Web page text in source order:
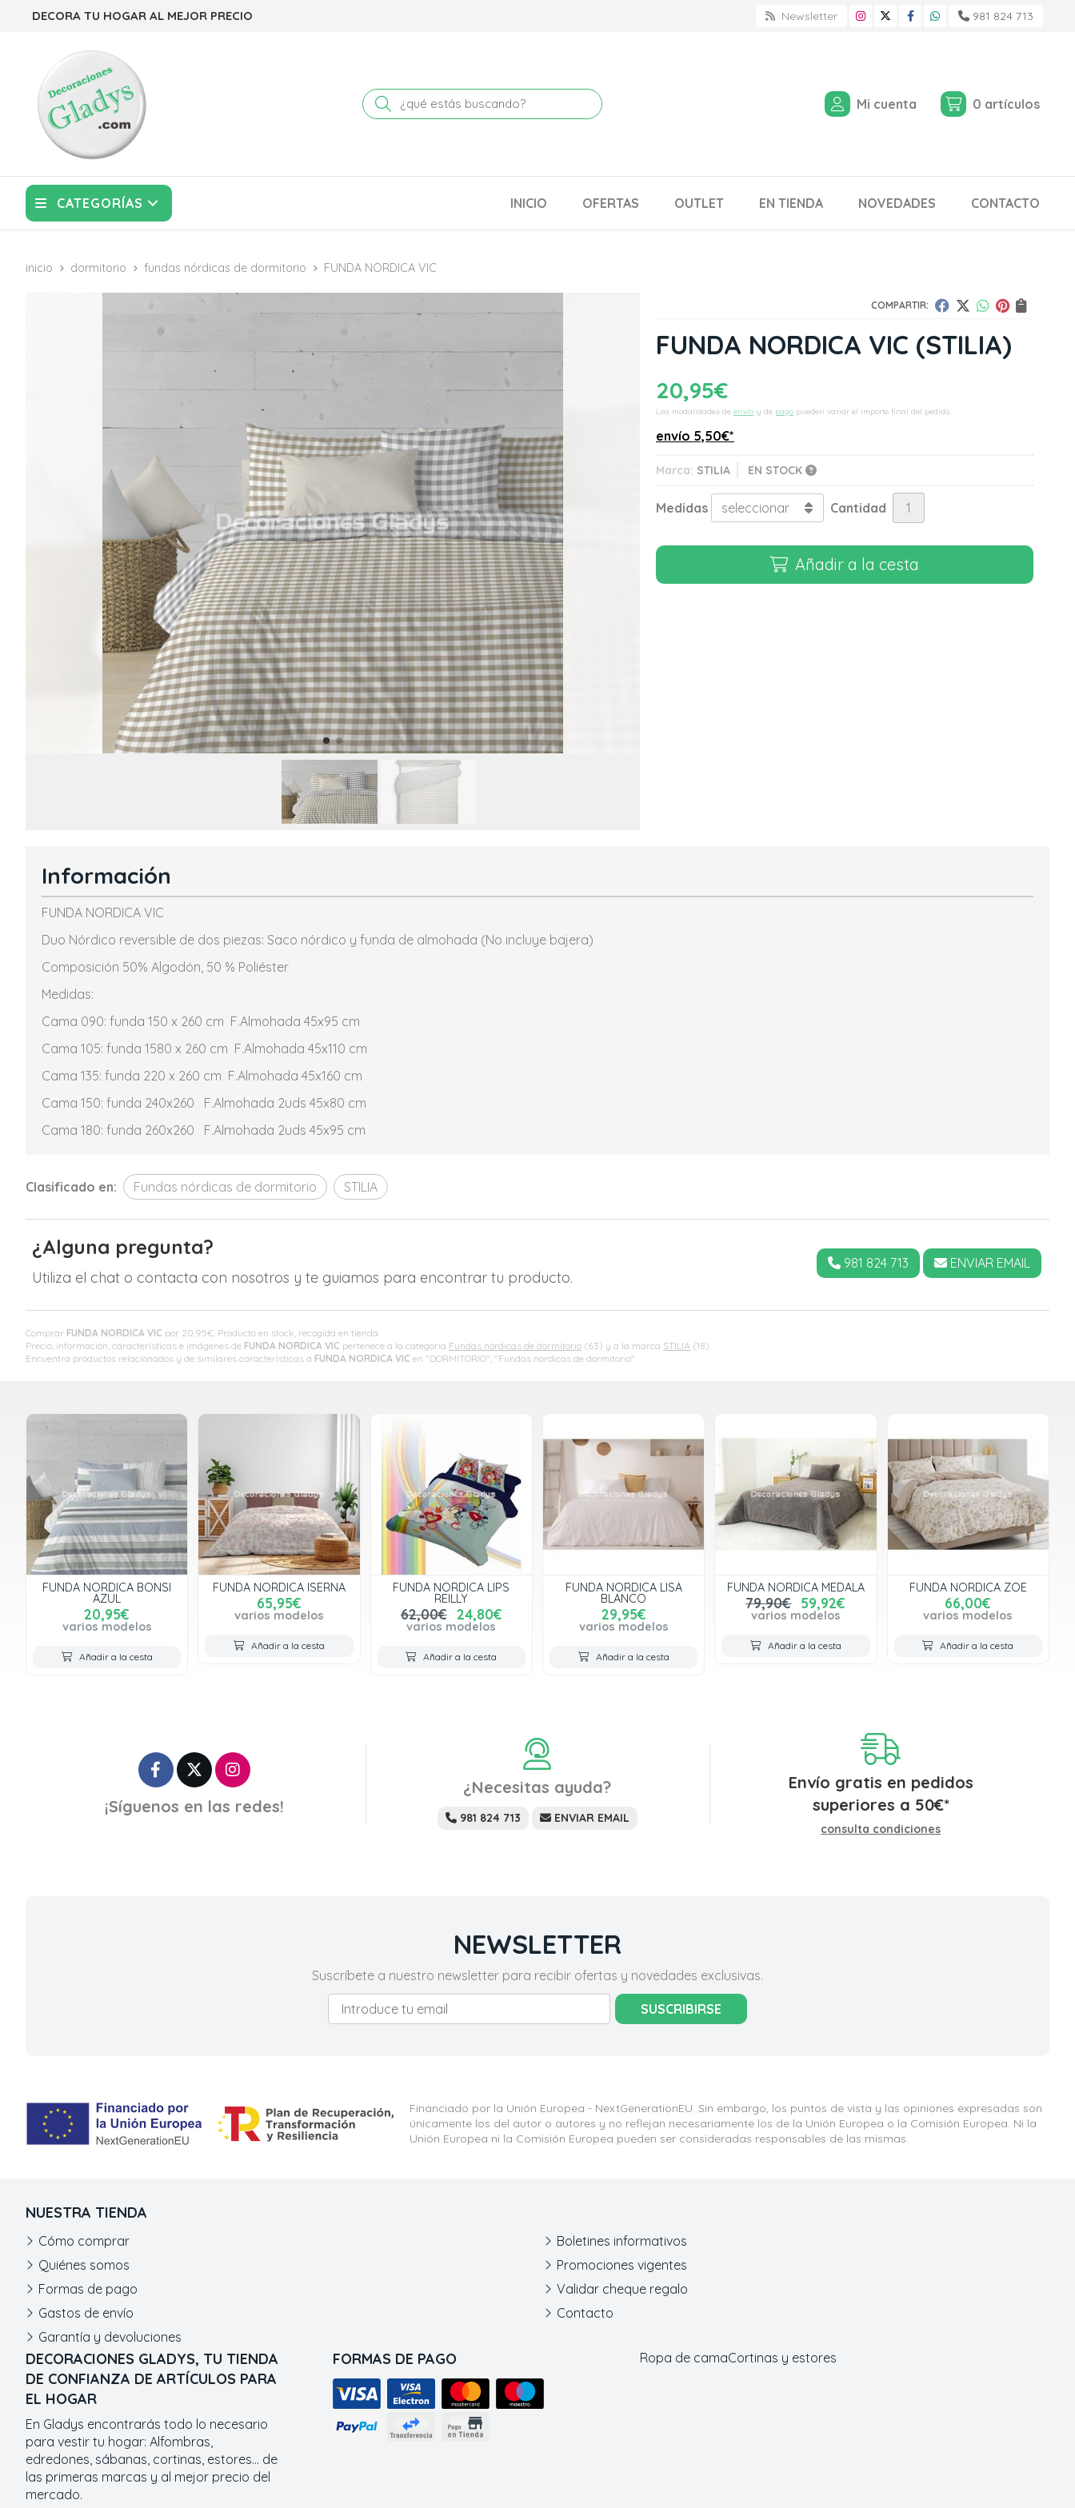
DECORA TU HOGAR AL MEJOR PRECIO Newsletter 981 824 713
Buscar Mi cuenta 0 artículos
CATEGORÍAS INICIO OFERTAS OUTLET EN TIENDA NOVEDADES CONTACTO
inicio dormitorio fundas nórdicas de dormitorio FUNDA NORDICA VIC
COMPARTIR:
FUNDA NORDICA VIC (STILIA)
20,95€
Las modalidades de envío y de pago pueden variar el importe final del pedido.
envío 5,50€*
Marca: STILIA EN STOCK
Medidas Cantidad
Añadir a la cesta
Comprar FUNDA NORDICA VIC por 20,95€ . Producto en stock, recogida en tienda.
Precio, información, características e imágenes de FUNDA NORDICA VIC pertenece a la categoría Fundas nórdicas de dormitorio (63) y a la marca STILIA (18).
Encuentra productos relacionados y de similares características a FUNDA NORDICA VIC en "DORMITORIO", "Fundas nórdicas de dormitorio".
Información
FUNDA NORDICA VIC
Duo Nórdico reversible de dos piezas: Saco nórdico y funda de almohada (No incluye bajera)
Composición 50% Algodón, 50 % Poliéster
Medidas:
Cama 090: funda 150 x 260 cm F.Almohada 45x95 cm
Cama 105: funda 1580 x 260 cm F.Almohada 45x110 cm
Cama 135: funda 220 x 260 cm F.Almohada 45x160 cm
Cama 150: funda 240x260 F.Almohada 2uds 45x80 cm
Cama 180: funda 260x260 F.Almohada 2uds 45x95 cm
Clasificado en: Fundas nórdicas de dormitorio STILIA
¿Alguna pregunta?
Utiliza el chat o contacta con nosotros y te guiamos para encontrar tu producto.
981 824 713 ENVIAR EMAIL
FUNDA NORDICA BONSI
AZUL
20,95€
varios modelos
Añadir a la cesta
FUNDA NORDICA ISERNA
65,95€
varios modelos
Añadir a la cesta
FUNDA NORDICA LIPS
REILLY
62,00€ 24,80€
varios modelos
Añadir a la cesta
FUNDA NORDICA LISA
BLANCO
29,95€
varios modelos
Añadir a la cesta
FUNDA NORDICA MEDALA
79,90€ 59,92€
varios modelos
Añadir a la cesta
FUNDA NORDICA ZOE
66,00€
varios modelos
Añadir a la cesta
¡Síguenos en las redes!
¿Necesitas ayuda?
981 824 713 ENVIAR EMAIL
Envío gratis en pedidos
superiores a 50€*
consulta condiciones
NEWSLETTER
Suscríbete a nuestro newsletter para recibir ofertas y novedades exclusivas.
SUSCRIBIRSE
Financiado por la Unión Europea - NextGenerationEU. Sin embargo, los puntos de vista y las opiniones expresadas son
únicamente los del autor o autores y no reflejan necesariamente los de la Unión Europea o la Comisión Europea. Ni la
Unión Europea ni la Comisión Europea pueden ser consideradas responsables de las mismas.
DECORACIONES GLADYS, TU TIENDA
DE CONFIANZA DE ARTÍCULOS PARA
EL HOGAR
En Gladys encontrarás todo lo necesario
para vestir tu hogar: Alfombras,
edredones, sábanas, cortinas, estores... de
las primeras marcas y al mejor precio del
mercado.
FORMAS DE PAGO
NUESTRA TIENDA
Cómo comprar
Quiénes somos
Formas de pago
Gastos de envío
Garantía y devoluciones
Boletines informativos
Promociones vigentes
Validar cheque regalo
Contacto
Ropa de camaCortinas y estores